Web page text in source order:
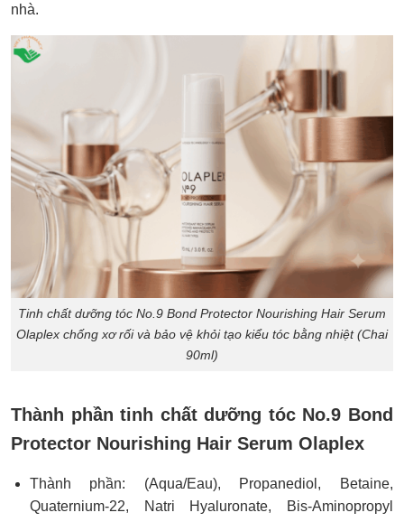
nhà.
Tinh chất dưỡng tóc No.9 Bond Protector Nourishing Hair Serum
Olaplex chống xơ rối và bảo vệ khỏi tạo kiểu tóc bằng nhiệt (Chai
90ml)
Thành phần tinh chất dưỡng tóc No.9 Bond
Protector Nourishing Hair Serum Olaplex
Thành phần: (Aqua/Eau), Propanediol, Betaine,
Quaternium-22, Natri Hyaluronate, Bis-Aminopropyl